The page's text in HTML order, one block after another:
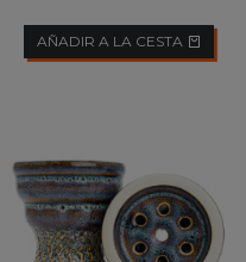
AÑADIR A LA CESTA